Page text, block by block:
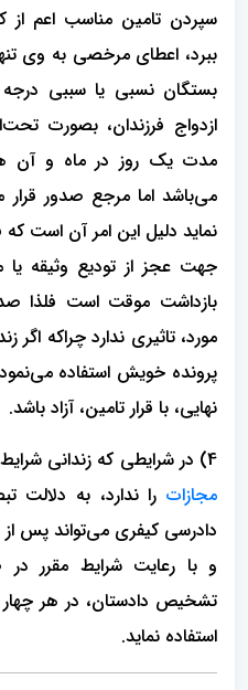
سپردن تامین مناسب اعم از
ببرد، اعطای مرخصی به وی
بستگان نسبی یا سببی
ازدواج فرزندان، بصورت
مدت یک روز در ماه و
می‌باشد اما مرجع صدور قرار
نماید دلیل این امر آن است
جهت عجز از تودیع وثیقه یا
بازداشت موقت است فلذا
مورد، تاثیری ندارد چراکه
پرونده خویش استفاده
نهایی، با قرار تامین، آزاد باشد.
4) در شرایطی که زندانی شرایط استفاده از مقررات
مجازات
دادرسی کیفری می‌تواند پس
و با رعایت شرایط مقرر در
تشخیص دادستان، در هر چهار
استفاده نماید.